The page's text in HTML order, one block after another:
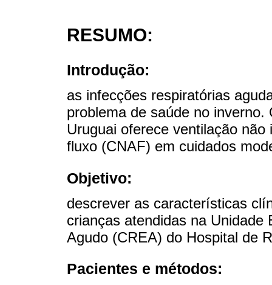
RESUMO:
Introdução:
as infecções respiratórias
problema de saúde no
Uruguai oferece ventilação
fluxo (CNAF) em cuidados
Objetivo:
descrever as características
crianças atendidas na Unidade
Agudo (CREA) do Hospital de
Pacientes e métodos: